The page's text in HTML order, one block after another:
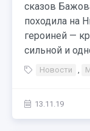
сказов
походила на
героиней —
сильной и
Новости ,
13.11.19